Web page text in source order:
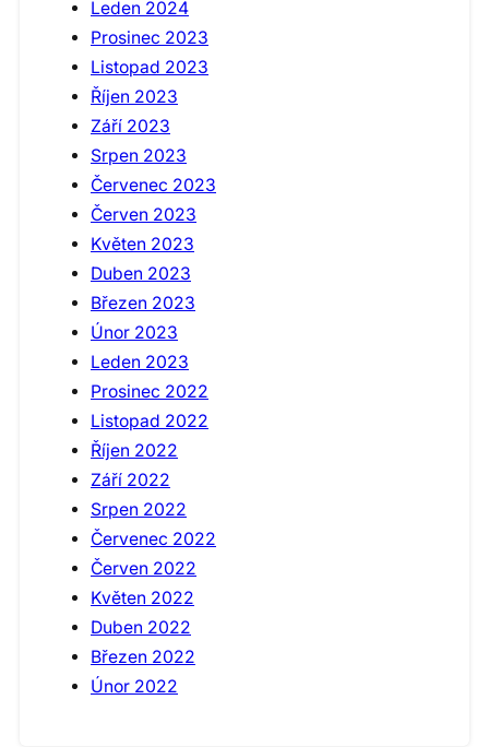
Leden 2024
Prosinec 2023
Listopad 2023
Říjen 2023
Září 2023
Srpen 2023
Červenec 2023
Červen 2023
Květen 2023
Duben 2023
Březen 2023
Únor 2023
Leden 2023
Prosinec 2022
Listopad 2022
Říjen 2022
Září 2022
Srpen 2022
Červenec 2022
Červen 2022
Květen 2022
Duben 2022
Březen 2022
Únor 2022